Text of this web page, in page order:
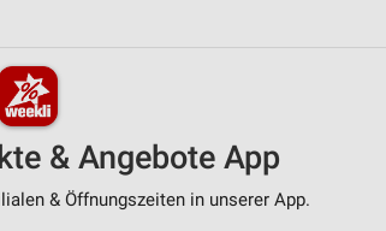
& Angebote App
& Öffnungszeiten in unserer App.